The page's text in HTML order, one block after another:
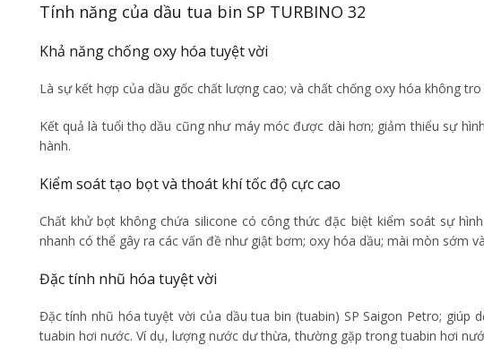
Tính năng của dầu tua bin SP TURBINO 32
Khả năng chống oxy hóa tuyệt vời
Là sự kết hợp của dầu gốc chất lượng cao; và chất chống oxy hóa không
Kết quả là tuổi thọ dầu cũng như máy móc được dài hơn; giảm thiểu sự
hành.
Kiểm soát tạo bọt và thoát khí tốc độ cực cao
Chất khử bọt không chứa silicone có công thức đặc biệt kiểm soát sự
nhanh có thể gây ra các vấn đề như giật bơm; oxy hóa dầu; mài mòn sớm
Đặc tính nhũ hóa tuyệt vời
Đặc tính nhũ hóa tuyệt vời của dầu tua bin (tuabin) SP Saigon Petro;
tuabin hơi nước. Ví dụ, lượng nước dư thừa, thường gặp trong tuabin hơi